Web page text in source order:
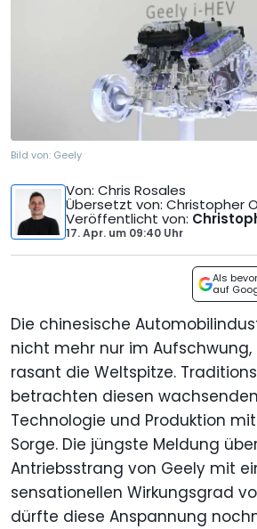
Bild von: Geely
Von: Chris Rosales
Übersetzt von: Christopher
Veröffentlicht von:
17. Apr. um 09:40 Uhr
Als
auf
Die chinesische
nicht mehr nur im
rasant die Weltspitze.
betrachten diesen
Technologie und Produktion
Sorge. Die jüngste Meldung
Antriebsstrang von Geely mit
sensationellen Wirkungsgrad
dürfte diese Anspannung